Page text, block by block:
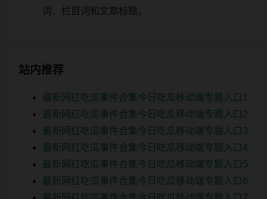
词、栏目词和文章标题。
站内推荐
最新网红吃瓜事件合集今日吃瓜移动端专题入口1
最新网红吃瓜事件合集今日吃瓜移动端专题入口2
最新网红吃瓜事件合集今日吃瓜移动端专题入口3
最新网红吃瓜事件合集今日吃瓜移动端专题入口4
最新网红吃瓜事件合集今日吃瓜移动端专题入口5
最新网红吃瓜事件合集今日吃瓜移动端专题入口6